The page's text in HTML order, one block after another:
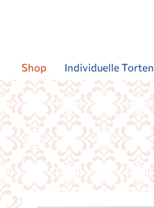
Shop Individuelle Torten